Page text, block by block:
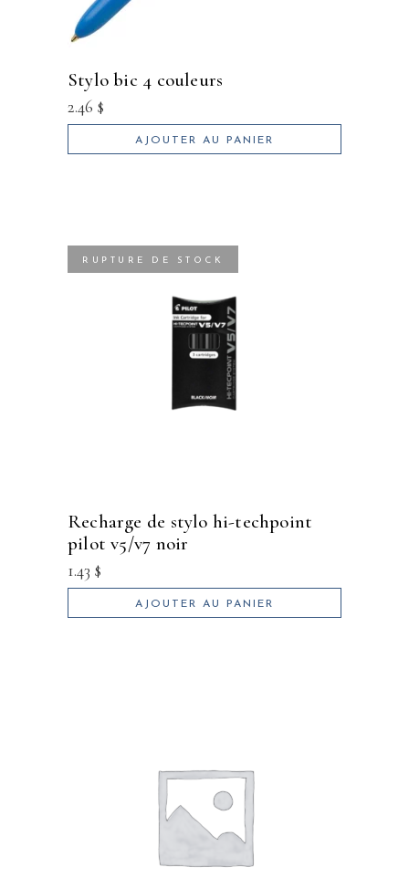
stylo bic 4 couleurs
2.46 $
AJOUTER AU PANIER
RUPTURE DE STOCK
recharge de stylo hi-techpoint
pilot v5/v7 noir
1.43 $
AJOUTER AU PANIER